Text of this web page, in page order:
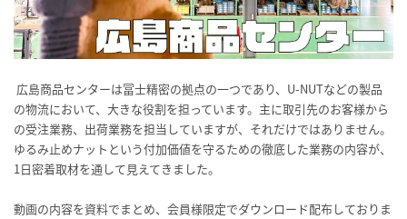
広島商品センターは冨士精密の拠点の一つであり、U-NUTなどの製品
の物流において、大きな役割を担っています。主に取引先のお客様から
の受注業務、出荷業務を担当していますが、それだけではありません。
ゆるみ止めナットという付加価値を守るための徹底した業務の内容が、
1日密着取材を通して見えてきました。
動画の内容を資料でまとめ、会員様限定でダウンロード配布しておりま